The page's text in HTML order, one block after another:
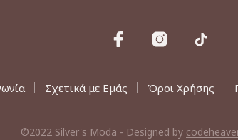
Σχετικά με Εμάς Όροι Χρήσης
©2022 Silver's Moda - Designed by